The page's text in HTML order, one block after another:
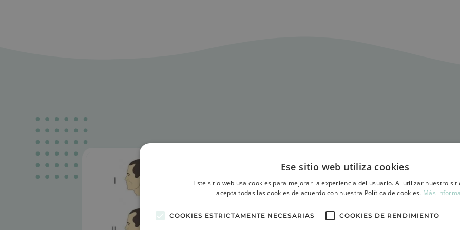
Tipos de
1 – Alopecia
científico para la
de patrón masculino o
Ese sitio web utiliza cookies
Este sitio web usa cookies para mejorar la experiencia del usuario. Al utilizar nuestro
acepta todas las cookies de acuerdo con nuestra Política de cookies. Más
COOKIES ESTRICTAMENTE NECESARIAS COOKIES DE RENDIMIENTO